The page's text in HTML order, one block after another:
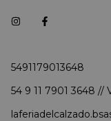
5491179013648
54 9 11 7901 3648 //